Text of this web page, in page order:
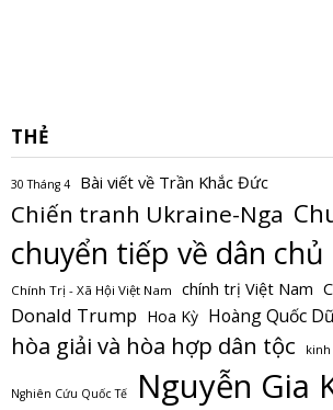
THẺ
30 Tháng 4 Bài viết về Trần Khắc Đức
Chiến tranh Ukraine-Nga
chuyển tiếp về dân chủ
Chính Trị - Xã Hội Việt Nam chính trị Việt Nam
Donald Trump Hoa Kỳ Hoàng Quốc
hòa giải và hòa hợp dân tộc
Nghiên Cứu Quốc Tế Nguyễn Gia